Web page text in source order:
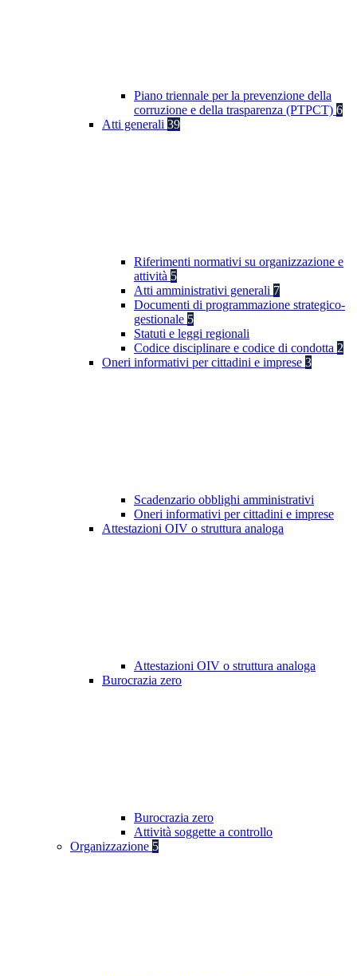
Piano triennale per la prevenzione della
corruzione e della trasparenza (PTPCT) 6
Atti generali 39
Riferimenti normativi su organizzazione e
attività 5
Atti amministrativi generali 7
Documenti di programmazione strategico-
gestionale 5
Statuti e leggi regionali
Codice disciplinare e codice di condotta 2
Oneri informativi per cittadini e imprese 3
Scadenzario obblighi amministrativi
Oneri informativi per cittadini e imprese
Attestazioni OIV o struttura analoga
Attestazioni OIV o struttura analoga
Burocrazia zero
Burocrazia zero
Attività soggette a controllo
Organizzazione 5